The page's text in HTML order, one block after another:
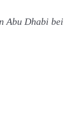
Abu Dhabi bei